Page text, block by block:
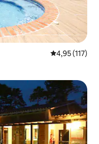
4,95 de uma
4,95 (117)